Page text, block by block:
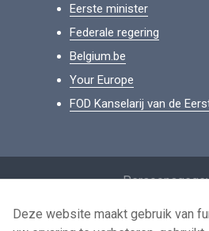
Eerste minister
Federale regering
Belgium.be
Your Europe
FOD Kanselarij van de
Voorwaarden voor
Deze website maakt gebruik van